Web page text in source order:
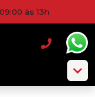
às 13h